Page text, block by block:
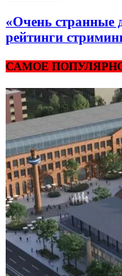
«Очень странные
рейтинги
САМОЕ